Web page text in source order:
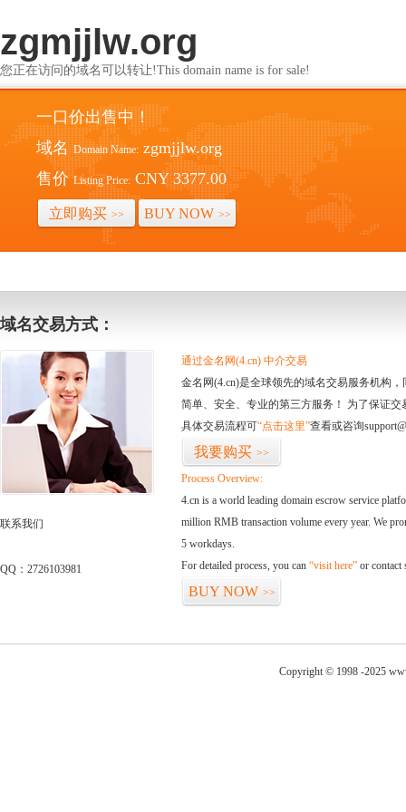
zgmjjlw.org
您正在访问的域名可以转让!This domain name is for sale!
一口价出售中！
域名 Domain Name: zgmjjlw.org
售价 Listing Price: CNY 3377.00
立即购买 >> BUY NOW >>
域名交易方式：
联系我们
QQ：2726103981
通过金名网(4.cn) 中介交易
金名网(4.cn)是全球领先的域名交易服务机构
简单、安全、专业的第三方服务！ 为了保证
具体交易流程可“点击这里”查看或咨询
我要购买 >>
Process Overview:
4.cn is a world leading domain escrow service
million RMB transaction volume every year. We
5 workdays.
For detailed process, you can “visit here” or contact
BUY NOW >>
Copyright © 1998 -2025